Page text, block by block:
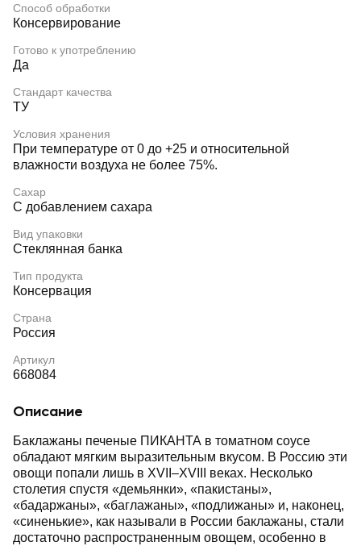
Способ обработки
Консервирование
Готово к употреблению
Да
Стандарт качества
ТУ
Условия хранения
При температуре от 0 до +25 и относительной
влажности воздуха не более 75%.
Сахар
С добавлением сахара
Вид упаковки
Стеклянная банка
Тип продукта
Консервация
Страна
Россия
Артикул
668084
Описание
Баклажаны печеные ПИКАНТА в томатном соусе
обладают мягким выразительным вкусом. В Россию эти
овощи попали лишь в XVII–XVIII веках. Несколько
столетия спустя «демьянки», «пакистаны»,
«бадаржаны», «баглажаны», «подлижаны» и, наконец,
«синенькие», как называли в России баклажаны, стали
достаточно распространенным овощем, особенно в